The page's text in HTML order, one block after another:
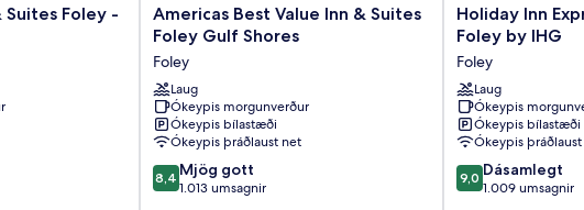
Suites Foley -
Americas
Best
Inn
&
Suites
Foley
Gulf
Shores
Foley
Americas Best Value Inn & Suites
Foley Gulf Shores
Foley
Laug
Ókeypis morgunverður
Ókeypis bílastæði
Ókeypis þráðlaust net
8.4
af
8,4 Mjög gott
1.013 umsagnir
Holiday
Inn
Express
&
Suites
Foley
by
IHG
Foley
Holiday Inn
Foley by IHG
Foley
Laug
Ókeypis
Ókeypis bílastæði
Ókeypis
9.0
af
9,0 Dásamlegt
1.009 umsagnir